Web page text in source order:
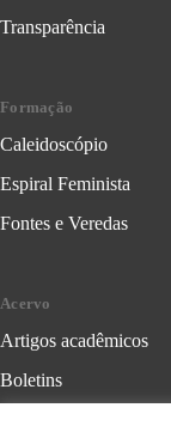
Transparência
Formação
Caleidoscópio
Espiral Feminista
Fontes e Veredas
Acervo
Artigos acadêmicos
Boletins